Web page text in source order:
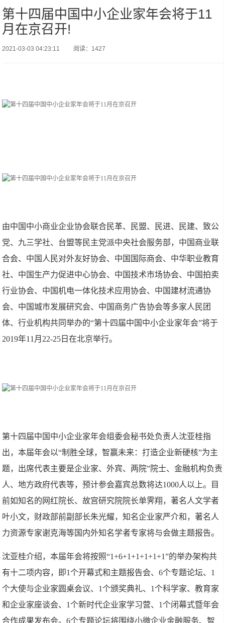
第十四届中国中小企业家年会将于11
月在京召开!
2021-03-03 04:23:11 阅读：1427
由中国中小商业企业协会联合民革、民盟、民进、民建、致公
党、九三学社、台盟等民主党派中央社会服务部，中国商业联
合会、中国人民对外友好协会、中国国际商会、中华职业教育
社、中国生产力促进中心协会、中国技术市场协会、中国拍卖
行业协会、中国机电一体化技术应用协会、中国建材流通协
会、中国城市发展研究会、中国商务广告协会等多家人民团
体、行业机构共同举办的“第十四届中国中小企业家年会”将于
2019年11月22-25日在北京举行。
第十四届中国中小企业家年会组委会秘书处负责人沈亚桂指
出，本届年会以“制胜全球，智赢未来：打造企业新硬核”为主
题，出席代表主要是企业家、外宾、两院”院士、金融机构负责
人、地方政府代表等，预计参会嘉宾总数将达1000人以上。目
前如知名的网红院长、故宫研究院院长单霁翔，著名人文学者
叶小文，财政部前副部长朱光耀，知名企业家严介和，著名人
力资源专家谢克海等国内外知名学者专家将与会做主题报告。
沈亚桂介绍，本届年会将按照“1+6+1+1+1+1+1”的举办架构共
有十二项内容，即1个开幕式和主题报告会、6个专题论坛、1
个大使与企业家圆桌会议、1个颁奖典礼、1个科学家、教育家
和企业家座谈会、1个新时代企业家学习营、1个闭幕式暨年会
合作成果发布会。6个专题论坛将围绕小微企业金融服务、智